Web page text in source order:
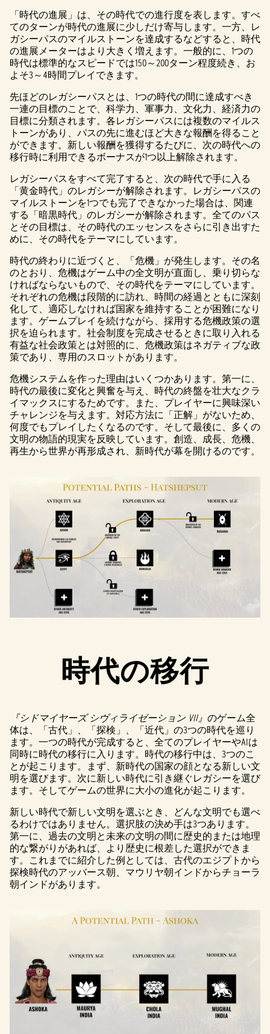
「時代の進展」は、その時代での進行度を表します。すべ
てのターンが時代の進展に少しだけ寄与します。一方、レ
ガシーパスのマイルストーンを達成するなどすると、時代
の進展メーターはより大きく増えます。一般的に、1つの
時代は標準的なスピードでは150～200ターン程度続き、お
よそ3～4時間プレイできます。
先ほどのレガシーパスとは、1つの時代の間に達成すべき
一連の目標のことで、科学力、軍事力、文化力、経済力の
目標に分類されます。各レガシーパスには複数のマイルス
トーンがあり、パスの先に進むほど大きな報酬を得ること
ができます。新しい報酬を獲得するたびに、次の時代への
移行時に利用できるボーナスが1つ以上解除されます。
レガシーパスをすべて完了すると、次の時代で手に入る
「黄金時代」のレガシーが解除されます。レガシーパスの
マイルストーンを1つでも完了できなかった場合は、関連
する「暗黒時代」のレガシーが解除されます。全てのパス
とその目標は、その時代のエッセンスをさらに引き出すた
めに、その時代をテーマにしています。
時代の終わりに近づくと、「危機」が発生します。その名
のとおり、危機はゲーム中の全文明が直面し、乗り切らな
ければならないもので、その時代をテーマにしています。
それぞれの危機は段階的に訪れ、時間の経過とともに深刻
化して、適応しなければ国家を維持することが困難になり
ます。ゲームプレイを続けながら、採用する危機政策の選
択を迫られます。社会制度を完成させるときに取り入れる
有益な社会政策とは対照的に、危機政策はネガティブな政
策であり、専用のスロットがあります。
危機システムを作った理由はいくつかあります。第一に、
時代の最後に変化と興奮を与え、時代の終盤を壮大なクラ
イマックスにするためです。また、プレイヤーに興味深い
チャレンジを与えます。対応方法に「正解」がないため、
何度でもプレイしたくなるのです。そして最後に、多くの
文明の物語的現実を反映しています。創造、成長、危機、
再生から世界が再形成され、新時代が幕を開けるのです。
時代の移行
『シドマイヤーズ シヴィライゼーション VII』 のゲーム全
体は、「古代」、「探検」、「近代」の3つの時代を巡り
ます。一つの時代が完成すると、全てのプレイヤーやAIは
同時に時代の移行に入ります。時代の移行中は、3つのこ
とが起こります。まず、新時代の国家の顔となる新しい文
明を選びます。次に新しい時代に引き継ぐレガシーを選び
ます。そしてゲームの世界に大小の進化が起こります。
新しい時代で新しい文明を選ぶとき、どんな文明でも選べ
るわけではありません。選択肢の決め手は3つあります。
第一に、過去の文明と未来の文明の間に歴史的または地理
的な繋がりがあれば、より歴史に根差した選択ができま
す。これまでに紹介した例としては、古代のエジプトから
探検時代のアッバース朝、マウリヤ朝インドからチョーラ
朝インドがあります。